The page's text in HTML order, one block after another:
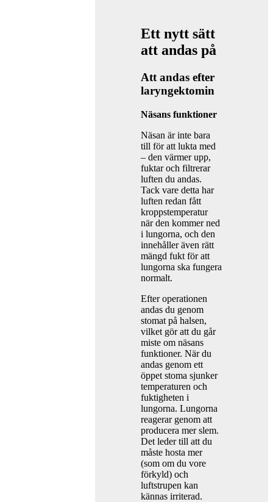
Ett nytt sätt
att andas på
Att andas efter
laryngektomin
Näsans funktioner
Näsan är inte bara
till för att lukta med
– den värmer upp,
fuktar och filtrerar
luften du andas.
Tack vare detta har
luften redan fått
kroppstemperatur
när den kommer ned
i lungorna, och den
innehåller även rätt
mängd fukt för att
lungorna ska fungera
normalt.
Efter operationen
andas du genom
stomat på halsen,
vilket gör att du går
miste om näsans
funktioner. När du
andas genom ett
öppet stoma sjunker
temperaturen och
fuktigheten i
lungorna. Lungorna
reagerar genom att
producera mer slem.
Det leder till att du
måste hosta mer
(som om du vore
förkyld) och
luftstrupen kan
kännas irriterad.